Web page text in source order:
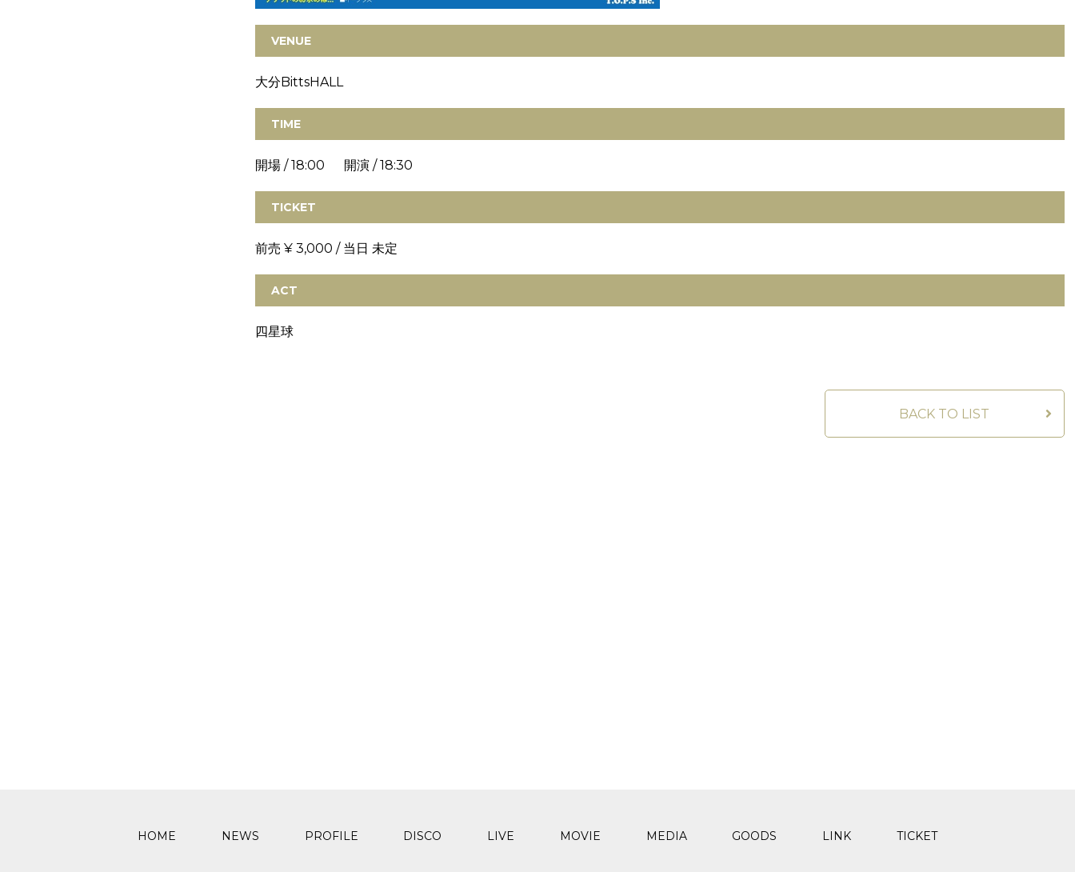
VENUE
大分BittsHALL
TIME
開場 / 18:00 開演 / 18:30
TICKET
前売 ¥ 3,000 / 当日 未定
ACT
四星球
BACK TO LIST
HOME NEWS PROFILE DISCO LIVE MOVIE MEDIA GOODS LINK TICKET